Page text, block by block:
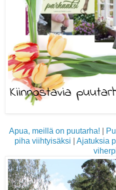
Apua, meillä on puutarha!
piha viihtyisäksi
Ajatuksia